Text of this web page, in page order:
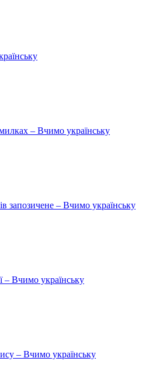
– Вчимо українську
запозичене – Вчимо українську
– Вчимо українську
– Вчимо українську